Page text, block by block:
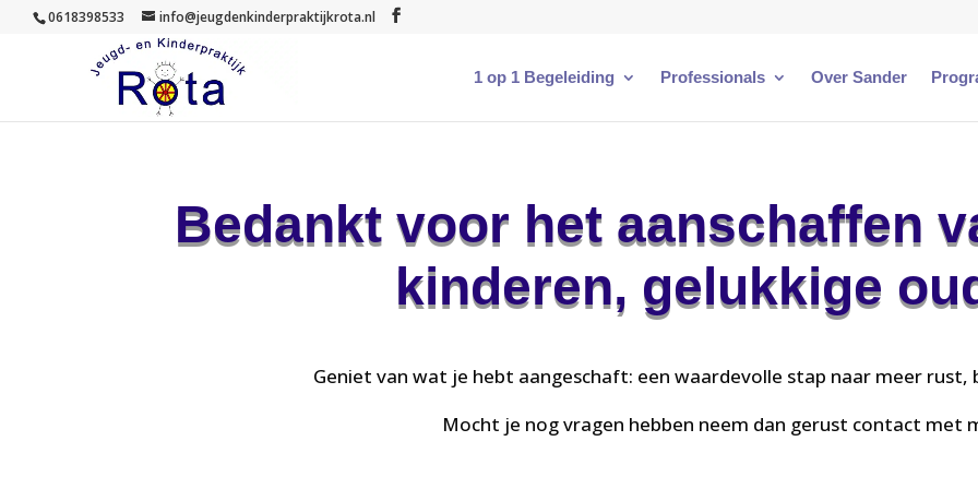
0618398533 info@jeugdenkinderpraktijkrota.nl
1 op 1 Begeleiding Professionals Over Sander
Bedankt voor het aanschaffen
kinderen, gelukkige
Geniet van wat je hebt aangeschaft: een waardevolle stap naar meer rust,
Mocht je nog vragen hebben neem dan gerust contact met